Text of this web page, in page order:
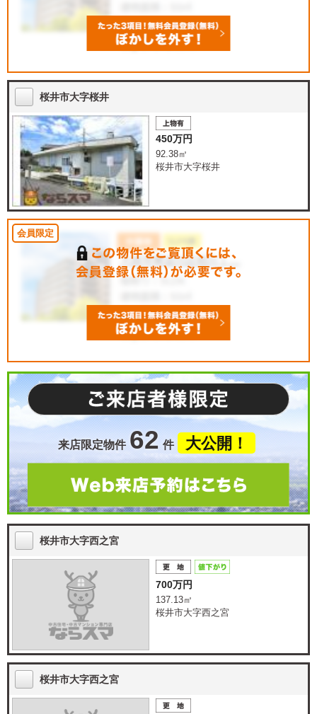
桜井市大字桜井
450万円
92.38㎡
桜井市大字桜井
来店限定物件 62 件 大公開！
桜井市大字西之宮
700万円
137.13㎡
桜井市大字西之宮
桜井市大字西之宮